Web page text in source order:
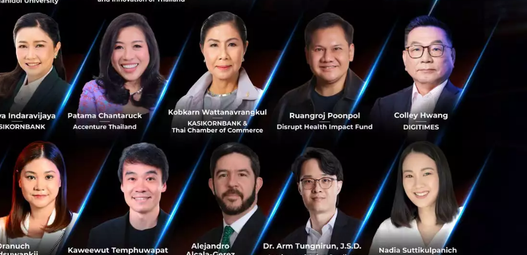
@Siam Square” ได้นำสิ่งที่กลุ่มทรูได้ศึกษาและร่วมทดสอบการใช้งาน 5G จาก
ในไทย มาจำลองโลกแห่งอนาคต ในหลากหลายมิติ ที่ 5G จะเข้ามามีบทบาท
ให้ดีขึ้น ทั้งมิติโลกแห่งความปลอดภัย โลกแห่งความบันเทิง โลกแห่งการเรียนรู้
สบาย ให้ชาวไทยได้สัมผัสประสบการณ์การใช้งานจริงอย่างสมบูรณ์แบบที่สุด